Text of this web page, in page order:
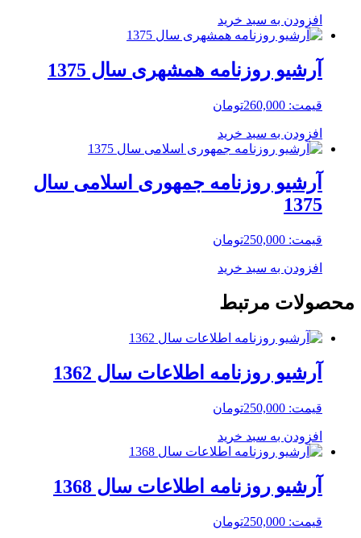
افزودن به سبد خرید
آرشیو روزنامه همشهری سال 1375
قیمت: 260,000تومان
افزودن به سبد خرید
آرشیو روزنامه جمهوری اسلامی سال
1375
قیمت: 250,000تومان
افزودن به سبد خرید
محصولات مرتبط
آرشیو روزنامه اطلاعات سال 1362
قیمت: 250,000تومان
افزودن به سبد خرید
آرشیو روزنامه اطلاعات سال 1368
قیمت: 250,000تومان